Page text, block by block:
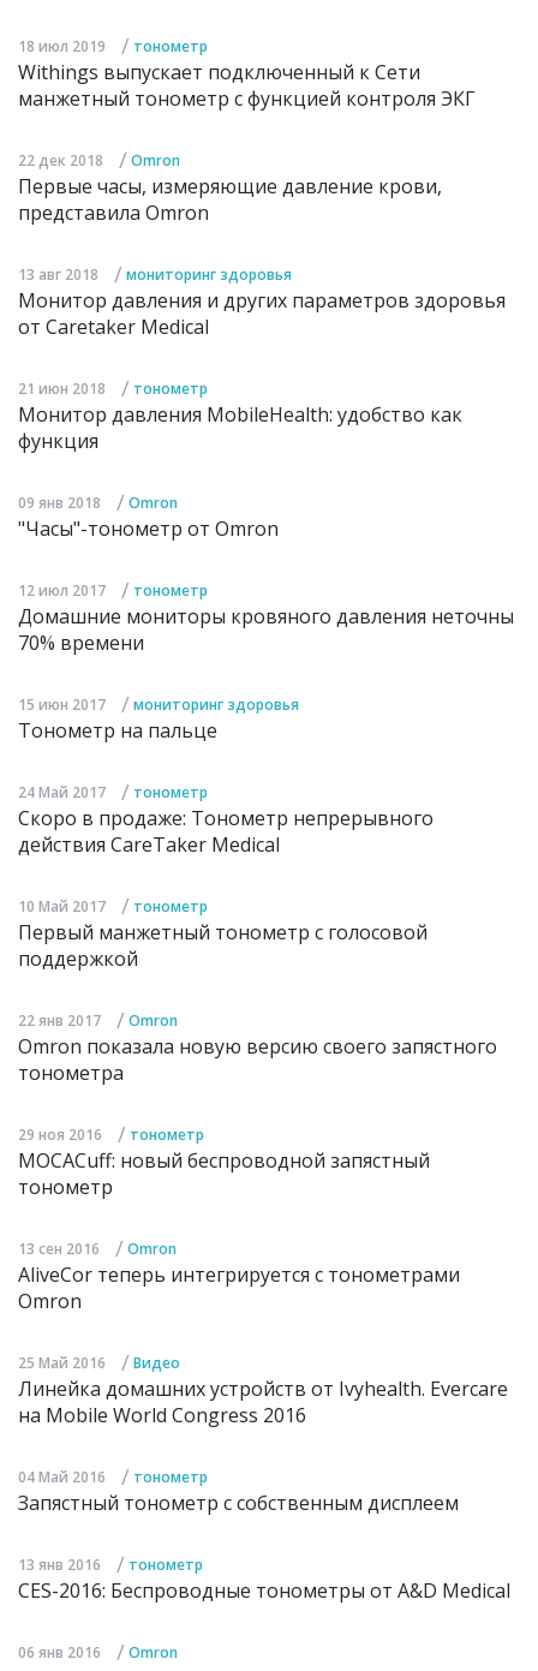
18 июл 2019 / тонометр
Withings выпускает подключенный к Сети
манжетный тонометр с функцией контроля ЭКГ
22 дек 2018 / Omron
Первые часы, измеряющие давление крови,
представила Omron
13 авг 2018 / мониторинг здоровья
Монитор давления и других параметров здоровья
от Caretaker Medical
21 июн 2018 / тонометр
Монитор давления MobileHealth: удобство как
функция
09 янв 2018 / Omron
"Часы"-тонометр от Omron
12 июл 2017 / тонометр
Домашние мониторы кровяного давления неточны
70% времени
15 июн 2017 / мониторинг здоровья
Тонометр на пальце
24 Май 2017 / тонометр
Скоро в продаже: Тонометр непрерывного
действия CareTaker Medical
10 Май 2017 / тонометр
Первый манжетный тонометр с голосовой
поддержкой
22 янв 2017 / Omron
Omron показала новую версию своего запястного
тонометра
29 ноя 2016 / тонометр
MOCACuff: новый беспроводной запястный
тонометр
13 сен 2016 / Omron
AliveCor теперь интегрируется с тонометрами
Omron
25 Май 2016 / Видео
Линейка домашних устройств от Ivyhealth. Evercare
на Mobile World Congress 2016
04 Май 2016 / тонометр
Запястный тонометр с собственным дисплеем
13 янв 2016 / тонометр
CES-2016: Беспроводные тонометры от A&D Medical
06 янв 2016 / Omron